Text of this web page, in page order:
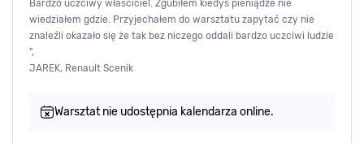
Bardzo uczciwy właściciel. Zgubiłem kiedyś pieniądze nie
wiedziałem gdzie. Przyjechałem do warsztatu zapytać czy nie
znaleźli okazało się że tak bez niczego oddali bardzo uczciwi ludzie
",
JAREK, Renault Scenik
Warsztat nie udostępnia kalendarza online.